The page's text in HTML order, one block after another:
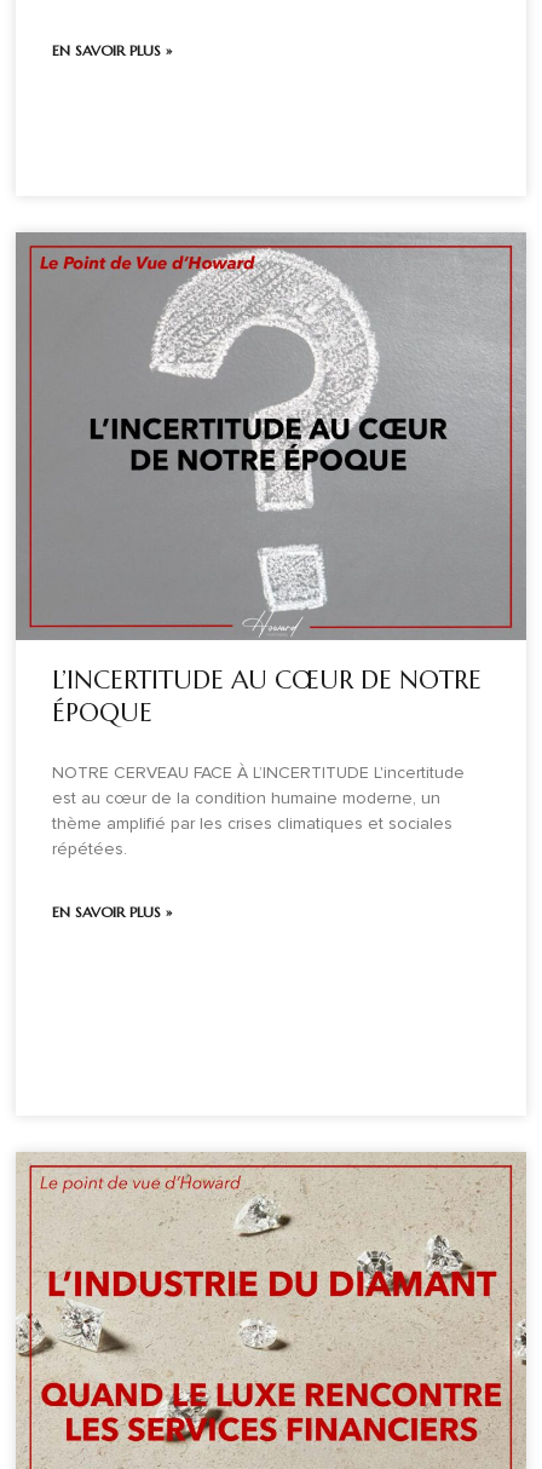
EN SAVOIR PLUS »
L’INCERTITUDE AU CŒUR DE NOTRE
ÉPOQUE
NOTRE CERVEAU FACE À L’INCERTITUDE L'incertitude
est au cœur de la condition humaine moderne, un
thème amplifié par les crises climatiques et sociales
répétées.
EN SAVOIR PLUS »